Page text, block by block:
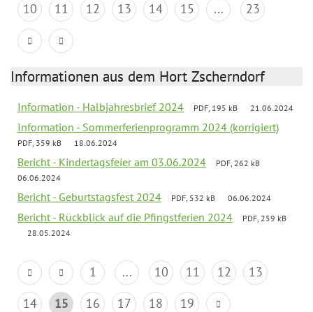
10
11 12 13 14 15 ... 23
Informationen aus dem Hort Zscherndorf
Information - Halbjahresbrief 2024 PDF, 195 kB 21.06.2024
Information - Sommerferienprogramm 2024 (korrigiert)
PDF, 359 kB 18.06.2024
Bericht - Kindertagsfeier am 03.06.2024
PDF, 262 kB
06.06.2024
Bericht - Geburtstagsfest 2024 PDF, 532 kB 06.06.2024
Bericht - Rückblick auf die Pfingstferien 2024
PDF, 259 kB
28.05.2024
1 ... 10 11 12
13
14
15 16 17 18 19